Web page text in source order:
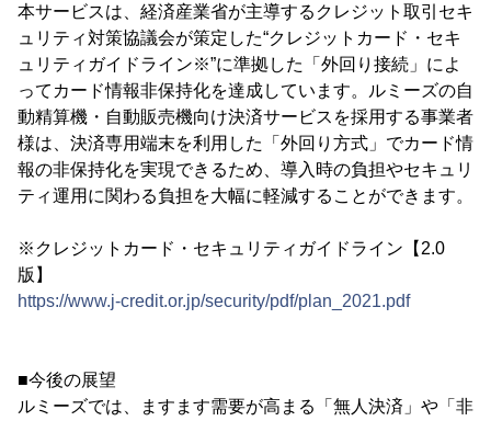
本サービスは、経済産業省が主導するクレジット取引セキ
ュリティ対策協議会が策定した“クレジットカード・セキ
ュリティガイドライン※”に準拠した「外回り接続」によ
ってカード情報非保持化を達成しています。ルミーズの自
動精算機・自動販売機向け決済サービスを採用する事業者
様は、決済専用端末を利用した「外回り方式」でカード情
報の非保持化を実現できるため、導入時の負担やセキュリ
ティ運用に関わる負担を大幅に軽減することができます。
※クレジットカード・セキュリティガイドライン【2.0
版】
https://www.j-credit.or.jp/security/pdf/plan_2021.pdf
■今後の展望
ルミーズでは、ますます需要が高まる「無人決済」や「非